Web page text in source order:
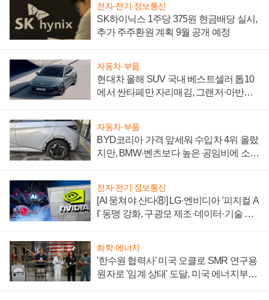
전자·전기·정보통신
SK하이닉스 1주당 375원 현금배당 실시,
추가 주주환원 계획 9월 공개 예정
자동차·부품
현대차 올해 SUV 국내 베스트셀러 톱10
에서 싼타페만 자리매김, 그랜저·아반떼
자동차·부품
BYD코리아 가격 앞세워 수입차 4위 올랐
지만, BMW·벤츠보다 높은 공임비에 소비
전자·전기·정보통신
[AI 뭉쳐야 산다⑧] LG·엔비디아 '피지컬 A
I' 동맹 강화, 구광모 제조·데이터·기술 결
화학·에너지
'한수원 협력사' 미국 오클로 SMR 연구용
원자로 '임계 상태' 도달, 미국 에너지부